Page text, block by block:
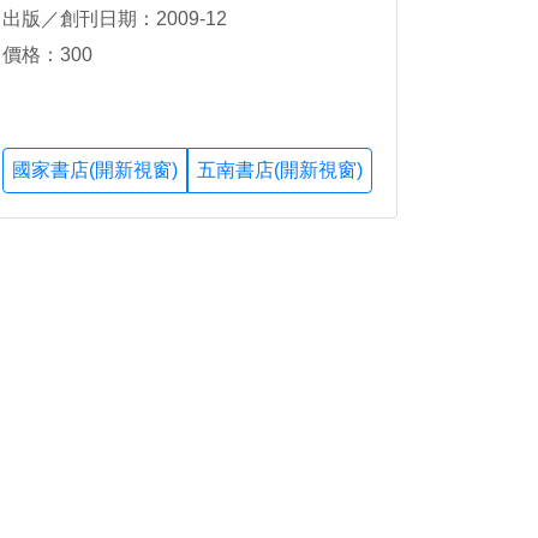
出版／創刊日期：2009-12
價格：300
國家書店(開新視窗) 五南書店(開新視窗)